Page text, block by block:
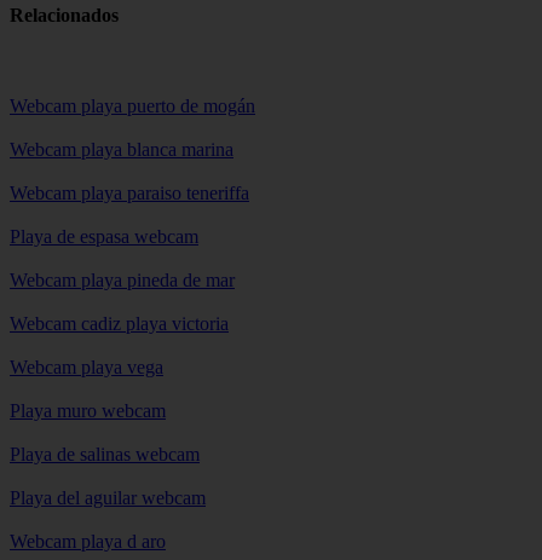
Relacionados
Webcam playa puerto de mogán
Webcam playa blanca marina
Webcam playa paraiso teneriffa
Playa de espasa webcam
Webcam playa pineda de mar
Webcam cadiz playa victoria
Webcam playa vega
Playa muro webcam
Playa de salinas webcam
Playa del aguilar webcam
Webcam playa d aro